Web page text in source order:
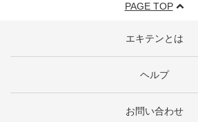
PAGE TOP
エキテンとは
ヘルプ
お問い合わせ